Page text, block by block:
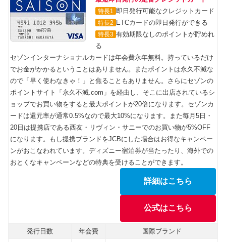
特長1 即日発行可能なクレジットカード
特長2 ETCカードの即日発行ができる
特長3 有効期限なしのポイントが貯めれ
る
セゾンインターナショナルカードは年会費永年無料。持っているだけ
でお金がかかるということはありません。またポイントは永久不滅な
ので「早く使わなきゃ！」と焦ることもありません。さらにセゾンの
ポイントサイト「永久不滅.com」を経由し、そこに出店されているシ
ョップでお買い物をすると最大ポイントが20倍になります。セゾンカ
ードは還元率が通常0.5%なので最大10%になります。また毎月5日・
20日は提携店である西友・リヴィン・サニーでのお買い物が5%OFF
になります。もし提携ブランドをJCBにした場合はお得なキャンペー
ンがおこなわれています。ディズニー宿泊券が当たったり、海外での
おとくなキャンペーンなどの特典を受けることができます。
詳細はこちら
公式はこちら
発行日数 年会費
国際ブランド